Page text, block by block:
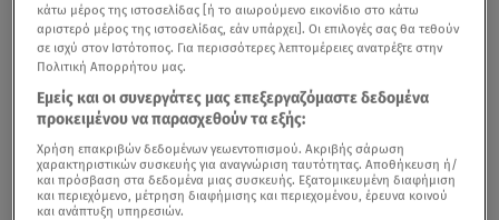
κάτω μέρος της ιστοσελίδας [ή το αιωρούμενο εικονίδιο στο κάτω
αριστερό μέρος της ιστοσελίδας, εάν υπάρχει]. Οι επιλογές σας θα τεθούν
σε ισχύ στον Ιστότοπος. Για περισσότερες λεπτομέρειες ανατρέξτε στην
Πολιτική Απορρήτου μας.
Εμείς και οι συνεργάτες μας επεξεργαζόμαστε δεδομένα
προκειμένου να παρασχεθούν τα εξής:
Χρήση επακριβών δεδομένων γεωεντοπισμού. Ακριβής σάρωση
χαρακτηριστικών συσκευής για αναγνώριση ταυτότητας. Αποθήκευση ή/
και πρόσβαση στα δεδομένα μιας συσκευής. Εξατομικευμένη διαφήμιση
και περιεχόμενο, μέτρηση διαφήμισης και περιεχομένου, έρευνα κοινού
και ανάπτυξη υπηρεσιών.